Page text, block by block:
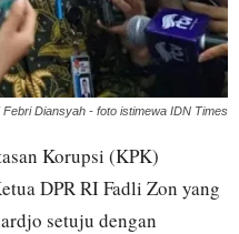
Febri Diansyah - foto istimewa IDN Times
Korupsi (KPK)
DPR RI Fadli Zon yang
setuju dengan